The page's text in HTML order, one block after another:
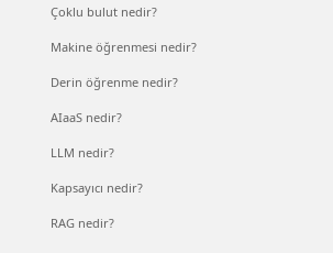
Çoklu bulut nedir?
Makine öğrenmesi nedir?
Derin öğrenme nedir?
AIaaS nedir?
LLM nedir?
Kapsayıcı nedir?
RAG nedir?